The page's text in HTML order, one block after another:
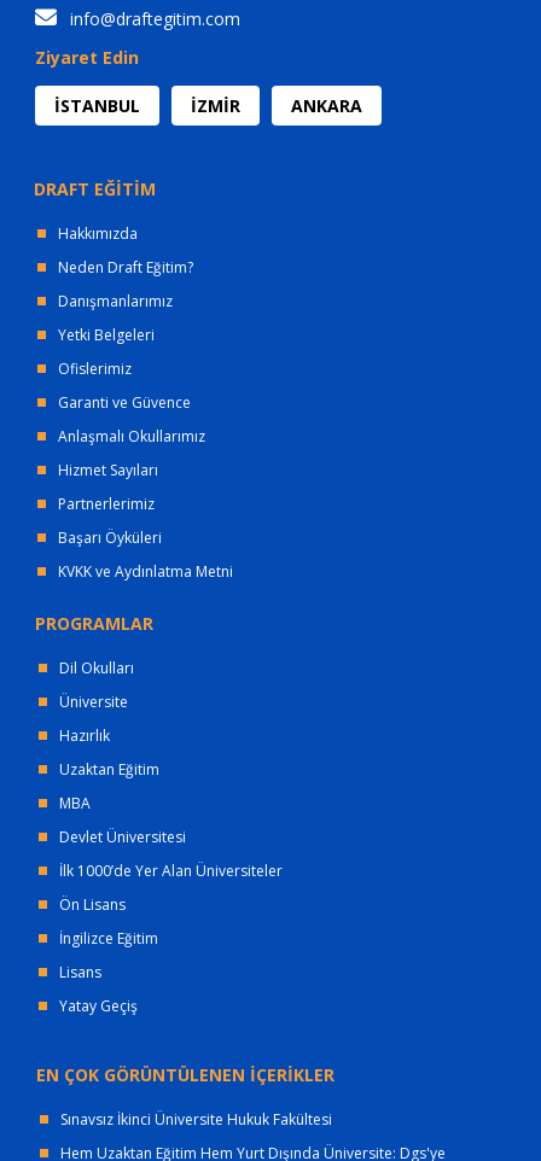
info@draftegitim.com
Ziyaret Edin
İSTANBUL İZMİR ANKARA
DRAFT EĞİTİM
Hakkımızda
Neden Draft Eğitim?
Danışmanlarımız
Yetki Belgeleri
Ofislerimiz
Garanti ve Güvence
Anlaşmalı Okullarımız
Hizmet Sayıları
Partnerlerimiz
Başarı Öyküleri
KVKK ve Aydınlatma Metni
PROGRAMLAR
Dil Okulları
Üniversite
Hazırlık
Uzaktan Eğitim
MBA
Devlet Üniversitesi
İlk 1000’de Yer Alan Üniversiteler
Ön Lisans
İngilizce Eğitim
Lisans
Yatay Geçiş
EN ÇOK GÖRÜNTÜLENEN İÇERİKLER
Sınavsız İkinci Üniversite Hukuk Fakültesi
Hem Uzaktan Eğitim Hem Yurt Dışında Üniversite: Dgs'ye